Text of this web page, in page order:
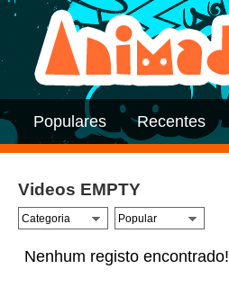
Populares Recentes
Videos EMPTY
Nenhum registo encontrado!